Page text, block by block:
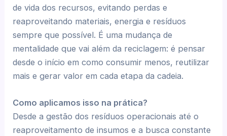
de vida dos recursos, evitando perdas e
reaproveitando materiais, energia e resíduos
sempre que possível. É uma mudança de
mentalidade que vai além da reciclagem: é pensar
desde o início em como consumir menos, reutilizar
mais e gerar valor em cada etapa da cadeia.
Como aplicamos isso na prática?
Desde a gestão dos resíduos operacionais até o
reaproveitamento de insumos e a busca constante